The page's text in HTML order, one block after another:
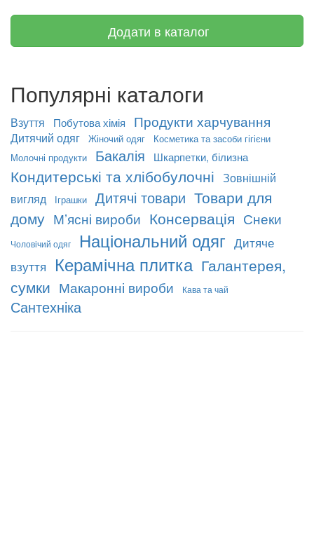
Додати в каталог
Популярні каталоги
Взуття Побутова хімія Продукти харчування
Дитячий одяг Жіночий одяг
Косметика та засоби гігієни
Молочні продукти
Бакалія Шкарпетки, білизна
Кондитерські та хлібобулочні Зовнішній
вигляд
Іграшки Дитячі товари Товари для
дому М’ясні вироби Консервація Снеки
Чоловічий одяг Національний одяг Дитяче
взуття Керамічна плитка Галантерея,
сумки Макаронні вироби Кава та чай
Сантехніка